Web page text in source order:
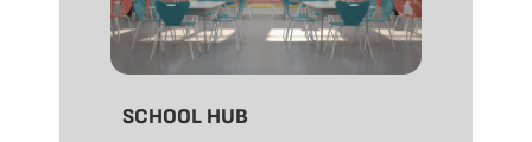
SCHOOL HUB